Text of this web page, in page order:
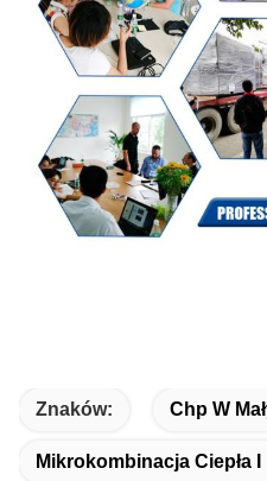
Znaków: Chp W
Mikrokombinacja Ciepła